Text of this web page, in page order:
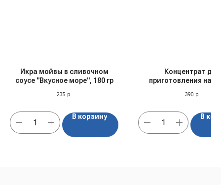
Икра мойвы в сливочном
соусе "Вкусное море", 180 гр
235 р.
В корзину
Концентрат для
приготовления
и ромашка, 1 кг
390 р.
В